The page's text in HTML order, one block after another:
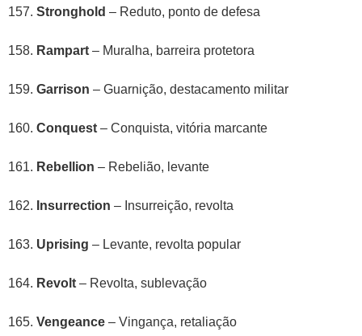
Stronghold – Reduto, ponto de defesa
Rampart – Muralha, barreira protetora
Garrison – Guarnição, destacamento militar
Conquest – Conquista, vitória marcante
Rebellion – Rebelião, levante
Insurrection – Insurreição, revolta
Uprising – Levante, revolta popular
Revolt – Revolta, sublevação
Vengeance – Vingança, retaliação